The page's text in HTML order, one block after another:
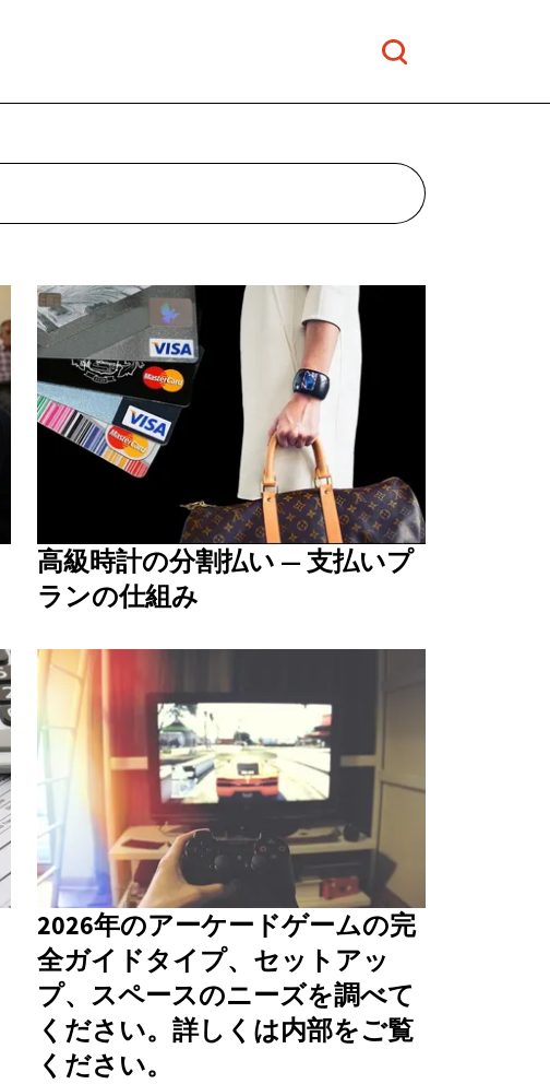
高級時計の分割払い — 支払いプ
ランの仕組み
2026年のアーケードゲームの完
全ガイドタイプ、セットアッ
プ、スペースのニーズを調べて
ください。詳しくは内部をご覧
ください。